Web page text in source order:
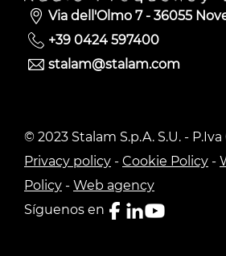
Via dell'Olmo 7 - 36055
+39 0424 597400
stalam@stalam.com
© 2023 Stalam S.p.A. S.U. -
Privacy policy - Cookie Policy -
Policy - Web agency
Síguenos en